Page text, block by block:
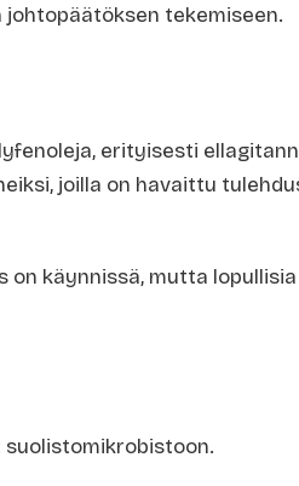
tekemiseen.
erityisesti
joilla on havaittu
käynnissä, mutta